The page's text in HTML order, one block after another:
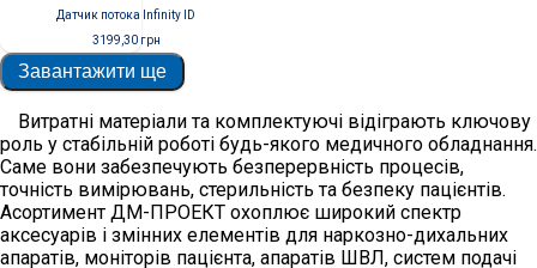
Датчик потока Infinity ID
3199,30грн
Завантажити ще
Витратні матеріали та комплектуючі відіграють ключову
роль у стабільній роботі будь-якого медичного обладнання.
Саме вони забезпечують безперервність процесів,
точність вимірювань, стерильність та безпеку пацієнтів.
Асортимент ДМ-ПРОЕКТ охоплює широкий спектр
аксесуарів і змінних елементів для наркозно-дихальних
апаратів, моніторів пацієнта, апаратів ШВЛ, систем подачі